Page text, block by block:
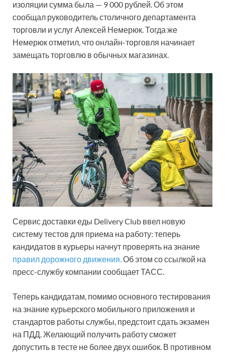
изоляции сумма была — 9 000 рублей. Об этом
сообщал руководитель столичного департамента
торговли и услуг Алексей Немерюк. Тогда же
Немерюк отметил, что онлайн-торговля начинает
замещать торговлю в обычных магазинах.
Сервис доставки еды Delivery Club ввел новую
систему тестов для приема на работу: теперь
кандидатов в курьеры начнут проверять на знание
правил дорожного движения.Об этом со ссылкой на
пресс-службу компании сообщает ТАСС.
Теперь кандидатам, помимо основного тестирования
на знание курьерского мобильного приложения и
стандартов работы службы, предстоит сдать экзамен
на ПДД. Желающий получить работу сможет
допустить в тесте не более двух ошибок. В противном